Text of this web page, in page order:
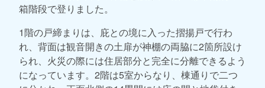
箱階段で登りました。
1階の戸締まりは、庇との境に入った摺揚戸で行わ
れ、背面は観音開きの土扉が神棚の両脇に2箇所設け
られ、火災の際には住居部分と完全に分離できるよう
になっています。2階は5室からなり、棟通りで二つ